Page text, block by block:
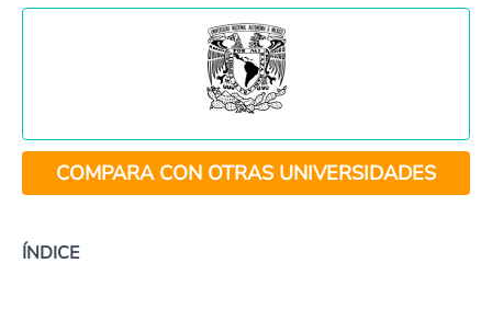
COMPARA CON OTRAS UNIVERSIDADES
ÍNDICE